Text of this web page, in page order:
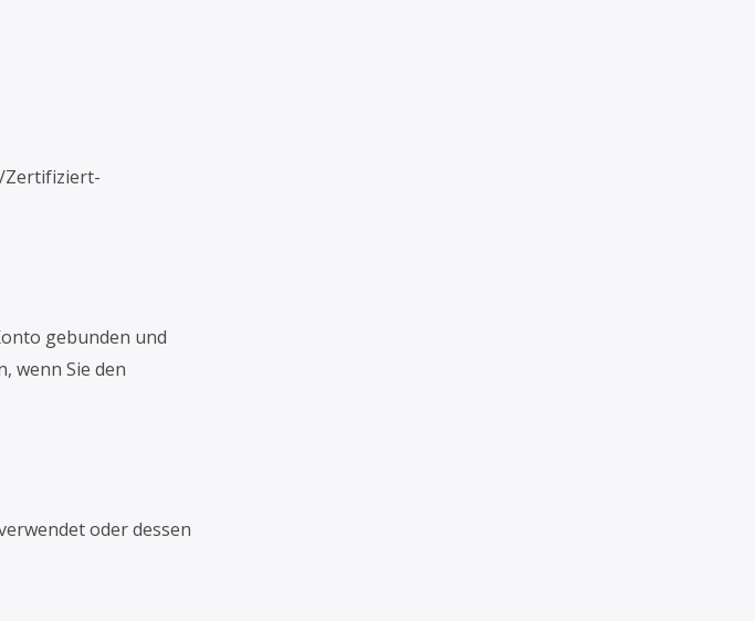
Zertifiziert-
gebunden und
wenn Sie den
oder dessen